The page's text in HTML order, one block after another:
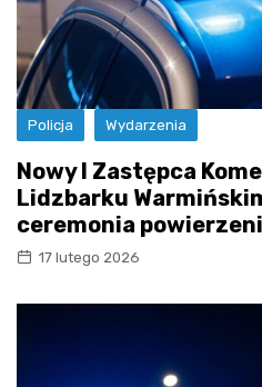
Policja Wydarzenia
Nowy I Zastępca
Lidzbarku
ceremonia
17 lutego 2026